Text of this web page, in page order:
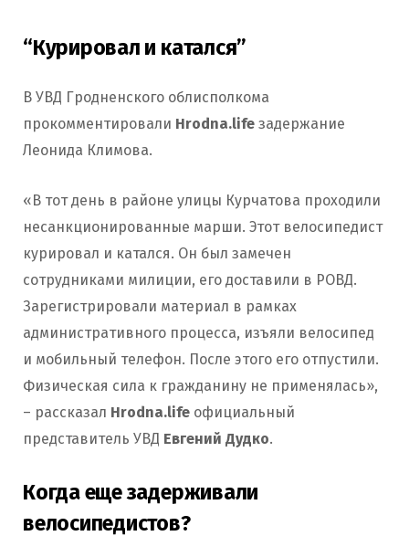
“Курировал и катался”
В УВД Гродненского облисполкома
прокомментировали Hrodna.life задержание
Леонида Климова.
«В тот день в районе улицы Курчатова проходили
несанкционированные марши. Этот велосипедист
курировал и катался. Он был замечен
сотрудниками милиции, его доставили в РОВД.
Зарегистрировали материал в рамках
административного процесса, изъяли велосипед
и мобильный телефон. После этого его отпустили.
Физическая сила к гражданину не применялась»,
– рассказал Hrodna.life официальный
представитель УВД Евгений Дудко.
Когда еще задерживали
велосипедистов?